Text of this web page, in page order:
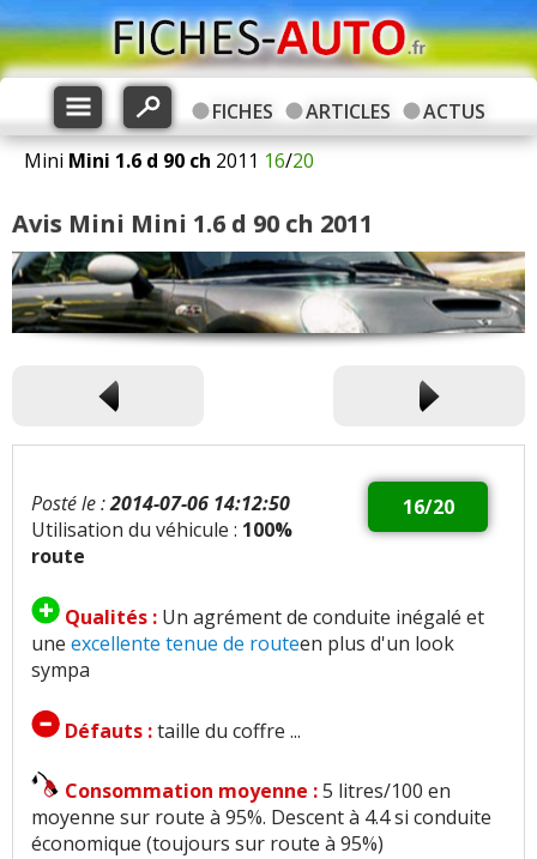
FICHES ARTICLES
ACTUS
Mini Mini 1.6 d 90 ch 2011 16/20
Avis Mini Mini 1.6 d 90 ch 2011
16/20
Posté le :2014-07-06 14:12:50
Utilisation du véhicule : 100%
route
Qualités : Un agrément de conduite inégalé et
une excellente tenue de routeen plus d'un look
sympa
Défauts :taille du coffre ...
Consommation moyenne :5 litres/100 en
moyenne sur route à 95%. Descent à 4.4 si conduite
économique (toujours sur route à 95%)